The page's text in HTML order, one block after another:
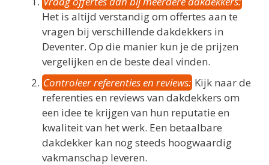
Het is altijd verstandig om offertes aan te
vragen bij verschillende dakdekkers in
Deventer. Op die manier kun je de prijzen
vergelijken en de beste deal vinden.
Controleer referenties en reviews: Kijk naar de
referenties en reviews van dakdekkers om
een idee te krijgen van hun reputatie en
kwaliteit van het werk. Een betaalbare
dakdekker kan nog steeds hoogwaardig
vakmanschap leveren.